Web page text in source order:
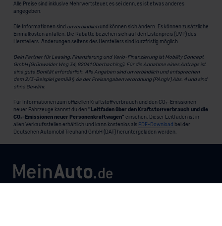
Alle Preise sind inklusive Mehrwertsteuer, es sei denn, es ist etwas anderes
angegeben.
Die Informationen sind unverbindlichund können sich ändern. Es können zusätzliche
Einmalkosten anfallen. Die Rabatte beziehen sich auf den Listenpreis (UVP) des
Herstellers. Änderungen seitens des Herstellers sind kurzfristig möglich.
Dein Partner für Leasing, Finanzierung und Vario-Finanzierung ist Mobility Concept
GmbH (Grünwalder Weg 34, 82041 Oberhaching). Für die Annahme eines Antrags ist
eine gute Bonität erforderlich. Alle Angaben sind unverbindlich und entsprechen
dem 2/3-Beispiel gemäß § 6a der Preisangabenverordnung (PAngV) Abs. 4 und sind
ohne Gewähr.
Für Informationen zum offiziellen Kraftstoffverbrauch und den CO₂-Emissionen
neuer Fahrzeuge kannst du den "Leitfaden über den Kraftstoffverbrauch und die
CO₂-Emissionen neuer Personenkraftwagen" einsehen. Dieser Leitfaden ist in
allen Verkaufsstellen erhältlich und kann kostenlos als PDF-Download bei der
Deutschen Automobil Treuhand GmbH (DAT) heruntergeladen werden.